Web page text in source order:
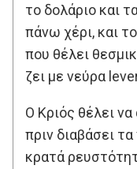
το δολάριο και
πάνω χέρι, και
που θέλει
ζει με νεύρα
Ο Κριός θέλει
πριν διαβάσει
κρατά